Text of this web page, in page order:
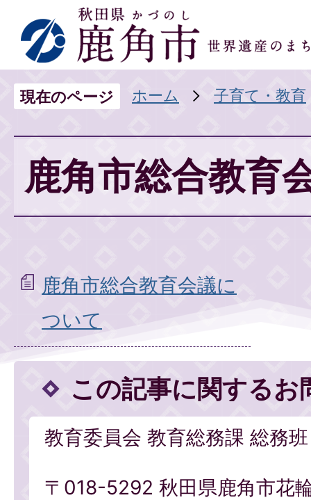
現在のページ ホーム 子育て・教育
鹿角市総合教育
鹿角市総合教育会議に
ついて
この記事に関するお
教育委員会 教育総務課 総務班
〒018-5292 秋田県鹿角市花